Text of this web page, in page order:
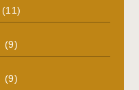
(11)
(9)
(9)